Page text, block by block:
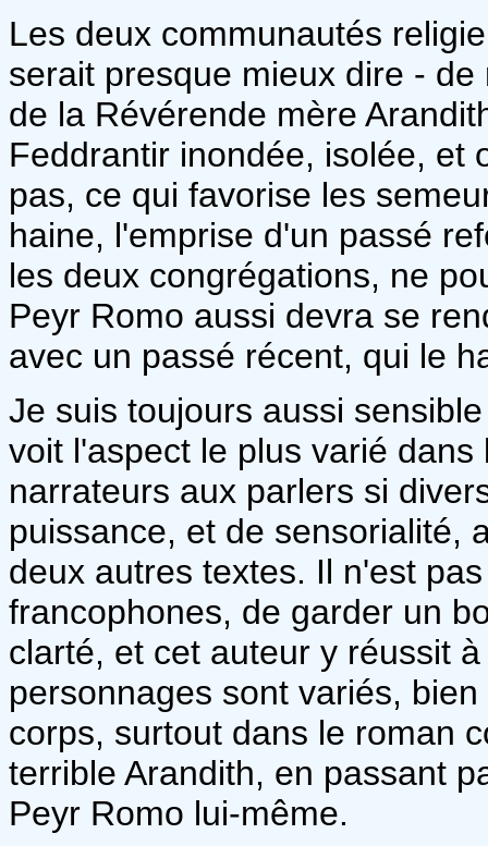
Les deux communautés
serait presque mieux dire -
de la Révérende mère
Feddrantir inondée, isolée, et
pas, ce qui favorise les
haine, l'emprise d'un passé
les deux congrégations, ne
Peyr Romo aussi devra se
avec un passé récent, qui le
Je suis toujours aussi
voit l'aspect le plus varié
narrateurs aux parlers si
puissance, et de sensorialité,
deux autres textes. Il n'est
francophones, de garder un
clarté, et cet auteur y réussit
personnages sont variés,
corps, surtout dans le roman
terrible Arandith, en passant
Peyr Romo lui-même.